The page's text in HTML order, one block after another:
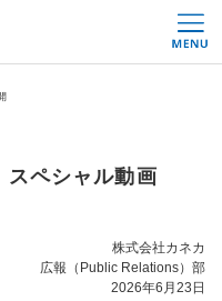
ペシャル動画
株式会社カネカ
広報（Public Relations）部
2026年6月23日